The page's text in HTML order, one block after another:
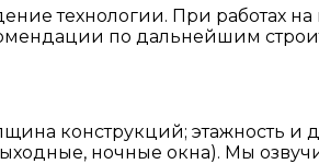
технологии. При работах
по дальнейшим
конструкций; этажность и
ночные окна). Мы